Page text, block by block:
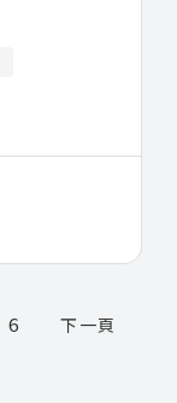
、顯微
都齊
，工具
不加
、把生
院內有
想再往
的階
6 下一頁